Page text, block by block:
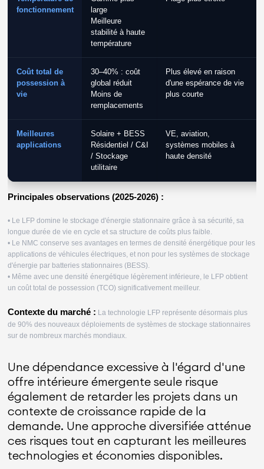
fonctionnement
large
Meilleure
stabilité à haute
température
Coût total de
possession à
vie
30–40% : coût
global réduit
Moins de
remplacements
Plus élevé en raison
d'une espérance de vie
plus courte
Meilleures
applications
Solaire + BESS
Résidentiel / C&I
/ Stockage
utilitaire
VE, aviation,
systèmes mobiles à
haute densité
Principales observations (2025-2026) :
• Le LFP domine le stockage d'énergie stationnaire grâce à sa sécurité, sa
longue durée de vie en cycle et sa structure de coûts plus faible.
• Le NMC conserve ses avantages en termes de densité énergétique pour les
applications de véhicules électriques, et non pour les systèmes de stockage
d'énergie par batteries stationnaires (BESS).
• Même avec une densité énergétique légèrement inférieure, le LFP obtient
un coût total de possession (TCO) significativement meilleur.
Contexte du marché : La technologie LFP représente désormais plus
de 90% des nouveaux déploiements de systèmes de stockage stationnaires
sur de nombreux marchés mondiaux.
Une dépendance excessive à l'égard d'une
offre intérieure émergente seule risque
également de retarder les projets dans un
contexte de croissance rapide de la
demande. Une approche diversifiée atténue
ces risques tout en capturant les meilleures
technologies et économies disponibles.